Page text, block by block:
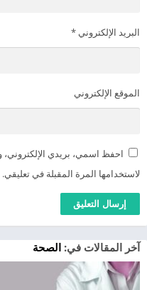
البريد الإلكتروني *
الموقع الإلكتروني
احفظ اسمي، بريدي الإلكتروني،
لاستخدامها المرة المقبلة في تعليقي.
آخر المقالات في: الصحة